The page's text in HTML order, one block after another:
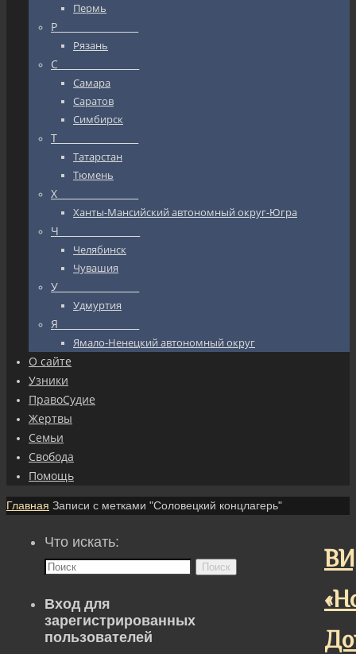
Пермь
Р_________________
Рязань
С_________________
Самара
Саратов
Симбирск
Т_________________
Татарстан
Тюмень
Х_________________
Ханты-Мансийский автономный округ-Югра
Ч_________________
Челябинск
Чувашия
У_________________
Удмуртия
Я_________________
Ямало-Ненецкий автономный округ
О сайте
Узники
ПравоСудие
Жертвы
Семьи
Свобода
Помощь
Главная Записи с метками "Соловецкий концлагерь"
Что искать:
Поиск
Вход для
зарегистрированных
пользователей